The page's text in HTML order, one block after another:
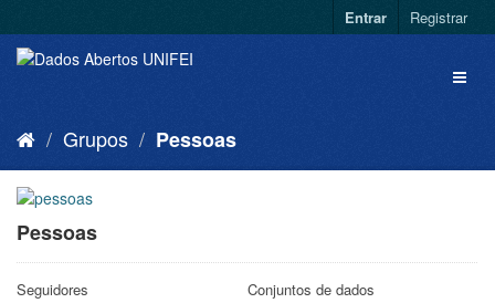
Entrar Registrar
Grupos Pessoas
Pessoas
Seguidores Conjuntos de dados